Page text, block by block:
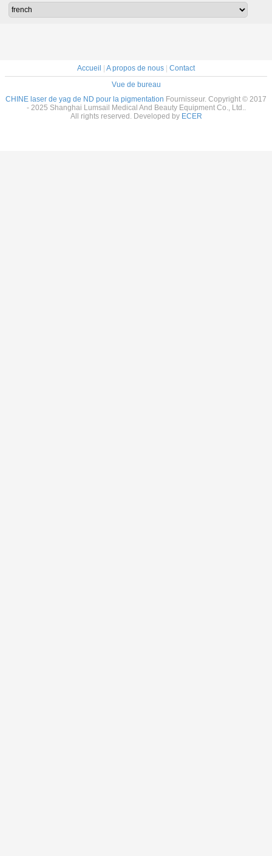
picoseconde
Accueil A propos de nous
Contact
Vue de bureau
CHINE laser de yag de ND pour la pigmentation Fournisseur. Copyright © 2017
- 2025 Shanghai Lumsail Medical And Beauty Equipment Co., Ltd..
All rights reserved. Developed by ECER